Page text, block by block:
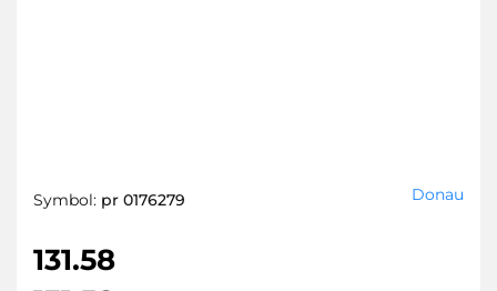
Symbol: pr 0176279 Donau
131.58